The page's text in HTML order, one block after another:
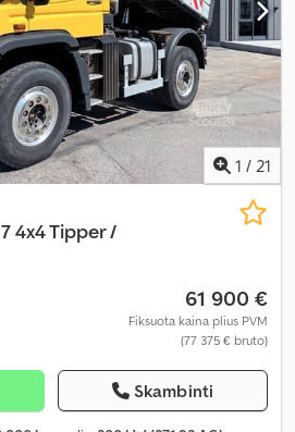
1 / 21
4x4 Tipper /
61 900 €
Fiksuota kaina plius PVM
(77 375 € bruto)
Skambinti